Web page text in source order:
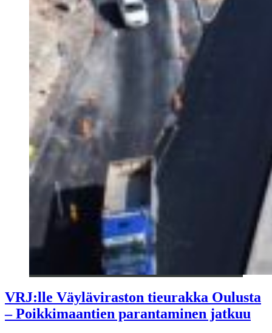
VRJ:lle Väyläviraston tieurakka Oulusta
– Poikkimaantien parantaminen jatkuu